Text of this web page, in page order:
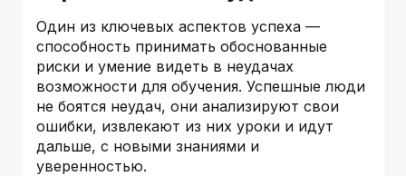
Один из ключевых аспектов успеха —
способность принимать обоснованные
риски и умение видеть в неудачах
возможности для обучения. Успешные люди
не боятся неудач, они анализируют свои
ошибки, извлекают из них уроки и идут
дальше, с новыми знаниями и
уверенностью.